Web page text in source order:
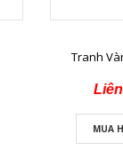
Tranh
MUA